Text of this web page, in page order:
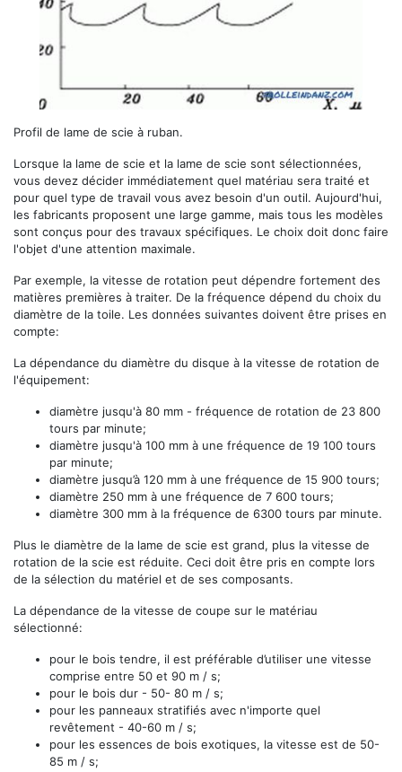
Profil de lame de scie à ruban.
Lorsque la lame de scie et la lame de scie sont sélectionnées,
vous devez décider immédiatement quel matériau sera traité et
pour quel type de travail vous avez besoin d'un outil. Aujourd'hui,
les fabricants proposent une large gamme, mais tous les modèles
sont conçus pour des travaux spécifiques. Le choix doit donc faire
l'objet d'une attention maximale.
Par exemple, la vitesse de rotation peut dépendre fortement des
matières premières à traiter. De la fréquence dépend du choix du
diamètre de la toile. Les données suivantes doivent être prises en
compte:
La dépendance du diamètre du disque à la vitesse de rotation de
l'équipement:
diamètre jusqu'à 80 mm - fréquence de rotation de 23 800
tours par minute;
diamètre jusqu'à 100 mm à une fréquence de 19 100 tours
par minute;
diamètre jusqu’à 120 mm à une fréquence de 15 900 tours;
diamètre 250 mm à une fréquence de 7 600 tours;
diamètre 300 mm à la fréquence de 6300 tours par minute.
Plus le diamètre de la lame de scie est grand, plus la vitesse de
rotation de la scie est réduite. Ceci doit être pris en compte lors
de la sélection du matériel et de ses composants.
La dépendance de la vitesse de coupe sur le matériau
sélectionné:
pour le bois tendre, il est préférable d’utiliser une vitesse
comprise entre 50 et 90 m / s;
pour le bois dur - 50- 80 m / s;
pour les panneaux stratifiés avec n'importe quel
revêtement - 40-60 m / s;
pour les essences de bois exotiques, la vitesse est de 50-
85 m / s;